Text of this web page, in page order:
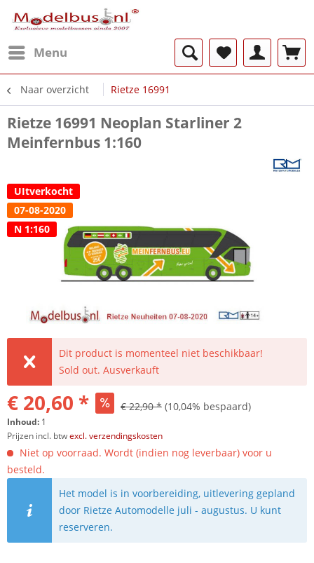
Menu
Naar overzicht Rietze 16991
Rietze 16991 Neoplan Starliner 2
Meinfernbus 1:160
UItverkocht
07-08-2020
N 1:160
Dit product is momenteel niet beschikbaar!
Sold out. Ausverkauft
€ 20,60 * € 22,90 * (10,04% bespaard)
Inhoud: 1
Prijzen incl. btwexcl. verzendingskosten
Niet op voorraad. Wordt (indien nog leverbaar) voor u
besteld.
Het model is in voorbereiding, uitlevering gepland
door Rietze Automodelle juli - augustus. U kunt
reserveren.